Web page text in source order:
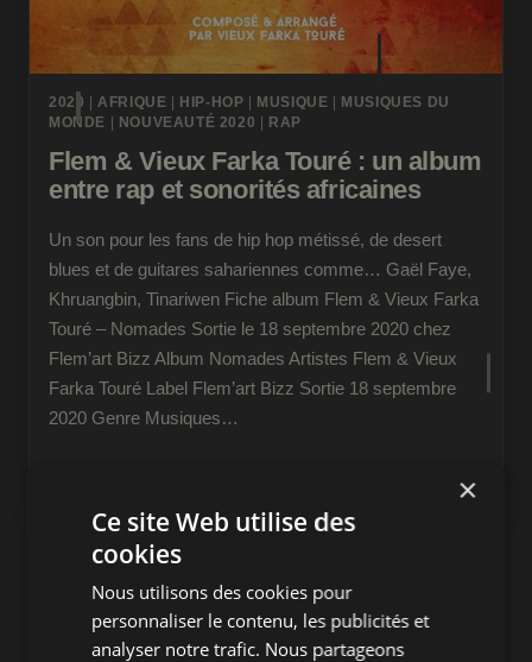
2020 |AFRIQUE HIP-HOP MUSIQUE
MUSIQUES DU
MONDE
NOUVEAUTÉ 2020 RAP
Flem & Vieux Farka Touré : un album
entre rap et sonorités africaines
Un son pour les fans de hip hop métissé, de desert
blues et de guitares sahariennes comme… Gaël Faye,
Khruangbin, Tinariwen Fiche album Flem & Vieux Farka
Touré – Nomades Sortie le 18 septembre 2020 chez
Flem’art Bizz Album Nomades Artistes Flem & Vieux
Farka Touré Label Flem’art Bizz Sortie 18 septembre
2020 Genre Musiques…
VIEUX
TOURÉ
:
UN
ALBUM
×
Ce site Web utilise des
cookies
Nous utilisons des cookies pour
personnaliser le contenu, les publicités et
analyser notre trafic. Nous partageons